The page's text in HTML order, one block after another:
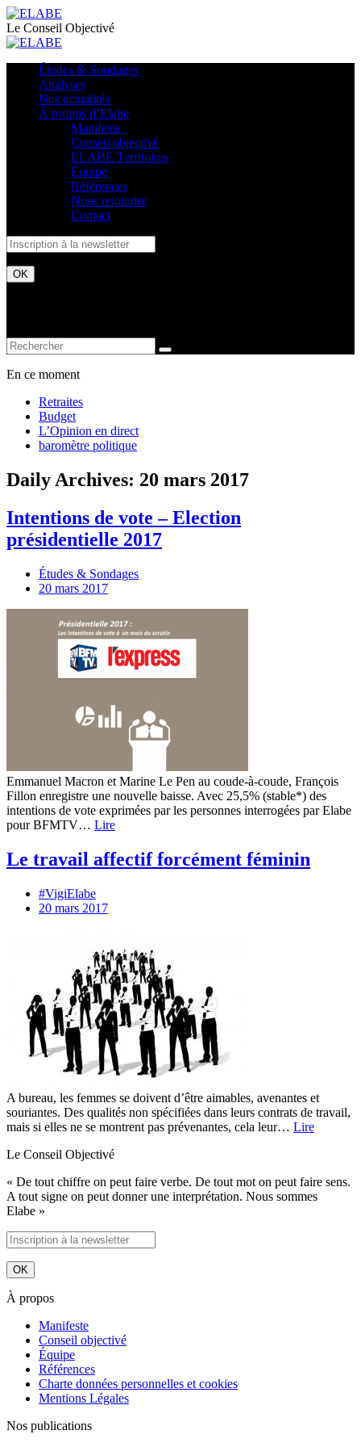
Le Conseil Objectivé
Études & Sondages
Analyses
Nos actualités
À propos d’Elabe
Manifeste
Conseil objectivé
ELABE Territoires
Équipe
Références
Nous rejoindre
Contact
En ce moment
Retraites
Budget
L’Opinion en direct
baromètre politique
Daily Archives: 20 mars 2017
Intentions de vote – Election
présidentielle 2017
Études & Sondages
20 mars 2017
Emmanuel Macron et Marine Le Pen au coude-à-coude, François
Fillon enregistre une nouvelle baisse. Avec 25,5% (stable*) des
intentions de vote exprimées par les personnes interrogées par Elabe
pour BFMTV… Lire
Le travail affectif forcément féminin
#VigiElabe
20 mars 2017
A bureau, les femmes se doivent d’être aimables, avenantes et
souriantes. Des qualités non spécifiées dans leurs contrats de travail,
mais si elles ne se montrent pas prévenantes, cela leur… Lire
Le Conseil Objectivé
« De tout chiffre on peut faire verbe. De tout mot on peut faire sens.
A tout signe on peut donner une interprétation. Nous sommes
Elabe »
À propos
Manifeste
Conseil objectivé
Équipe
Références
Charte données personnelles et cookies
Mentions Légales
Nos publications